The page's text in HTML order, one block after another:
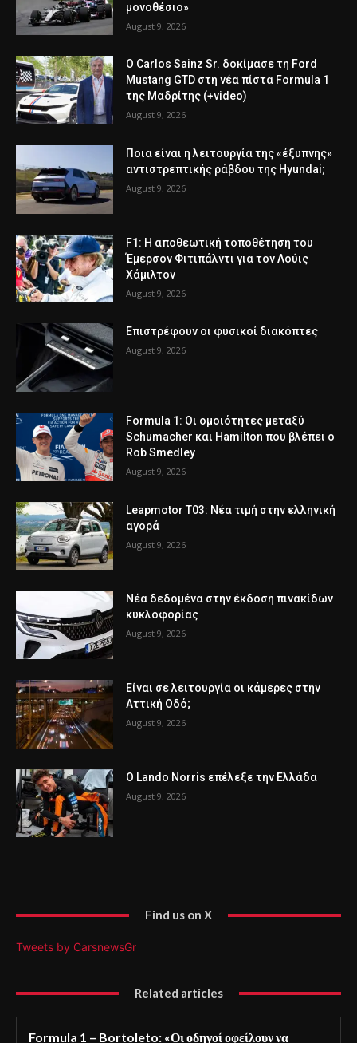
μονοθέσιο»
August 9, 2026
Ο Carlos Sainz Sr. δοκίμασε τη Ford
Mustang GTD στη νέα πίστα Formula 1
της Μαδρίτης (+video)
August 9, 2026
Ποια είναι η λειτουργία της «έξυπνης»
αντιστρεπτικής ράβδου της Hyundai;
August 9, 2026
F1: Η αποθεωτική τοποθέτηση του
Έμερσον Φιτιπάλντι για τον Λούις
Χάμιλτον
August 9, 2026
Επιστρέφουν οι φυσικοί διακόπτες
August 9, 2026
Formula 1: Οι ομοιότητες μεταξύ
Schumacher και Hamilton που βλέπει ο
Rob Smedley
August 9, 2026
Leapmotor T03: Νέα τιμή στην ελληνική
αγορά
August 9, 2026
Νέα δεδομένα στην έκδοση πινακίδων
κυκλοφορίας
August 9, 2026
Είναι σε λειτουργία οι κάμερες στην
Αττική Οδό;
August 9, 2026
Ο Lando Norris επέλεξε την Ελλάδα
August 9, 2026
Find us on X
Tweets by CarsnewsGr
Related articles
Formula 1 – Bortoleto: «Οι οδηγοί οφείλουν να